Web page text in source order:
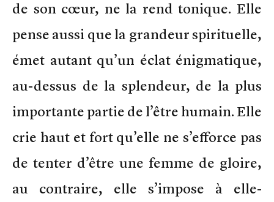
de son cœur, ne la rend tonique. Elle
pense aussi que la grandeur spirituelle,
émet autant qu’un éclat énigmatique,
au-dessus de la splendeur, de la plus
importante partie de l’être humain. Elle
crie haut et fort qu’elle ne s’efforce pas
de tenter d’être une femme de gloire,
au contraire, elle s’impose à elle-